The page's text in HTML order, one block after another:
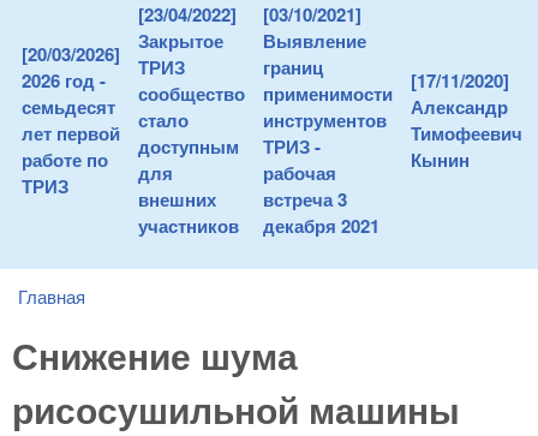
[20/03/2026]
2026 год -
семьдесят
лет первой
работе по
ТРИЗ
[23/04/2022]
Закрытое
ТРИЗ
сообщество
стало
доступным
для
внешних
участников
[03/10/2021]
Выявление
границ
применимости
инструментов
ТРИЗ -
рабочая
встреча 3
декабря 2021
[17/11/2020]
Александр
Тимофеевич
Кынин
You are here
Главная
Снижение шума
рисосушильной машины